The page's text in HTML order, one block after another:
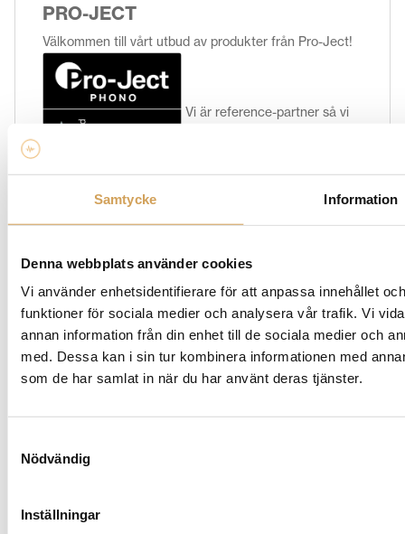
Samtycke Information
Denna webbplats använder cookies
Vi använder enhetsidentifierare för att anpassa innehållet
funktioner för sociala medier och analysera vår trafik. Vi
annan information från din enhet till de sociala medier och
med. Dessa kan i sin tur kombinera informationen med
som de har samlat in när du har använt deras tjänster.
Nödvändig
Inställningar
PRO-JECT
Välkommen till vårt utbud av produkter från Pro-Ject!
Vi är reference-partner så vi
ett brett urval av högkvalitativa ljudprodukter från ett
populärt varumärke inom hifi-världen som är känt för
design. I vår kategori hittar du allt från förstärkare och
skivspelare för vinylskivor, till skivpuck och DAC. Vi
erbjuder också produkter för att hålla din spelare ren,
så som dammskydd och skivtvätt, samt tillbehör som
nålvåg och drivrem. Så om du söker exceptionell
prestanda har Pro-Ject garanterat något för dig.
oss hjälpa dig att ta din musikupplevelse till nästa nivå.